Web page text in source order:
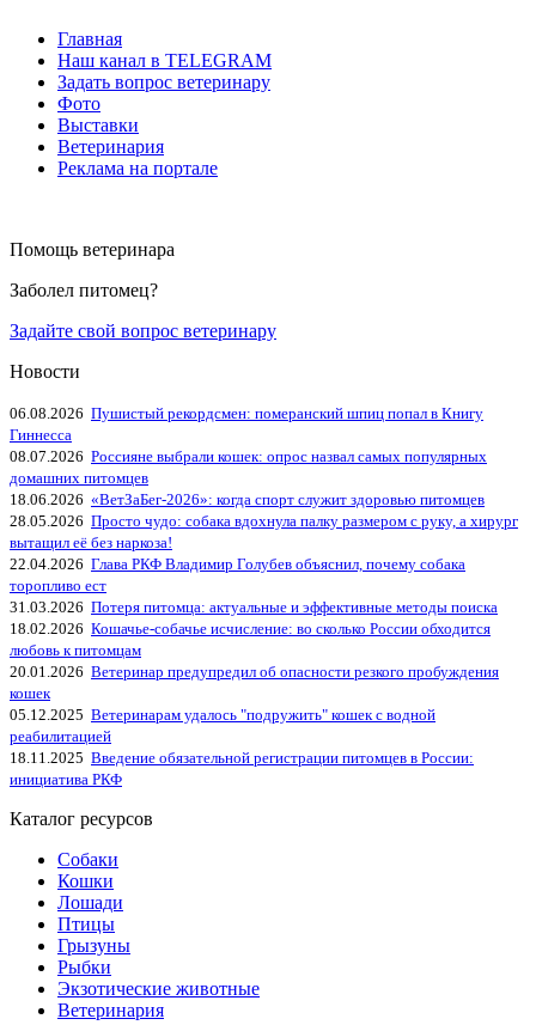
Главная
Наш канал в TELEGRAM
Задать вопрос ветеринару
Фото
Выставки
Ветеринария
Реклама на портале
Помощь ветеринара
Заболел питомец?
Задайте свой вопрос ветеринару
Новости
06.08.2026 Пушистый рекордсмен: померанский шпиц попал в Книгу
Гиннесса
08.07.2026 Россияне выбрали кошек: опрос назвал самых популярных
домашних питомцев
18.06.2026 «ВетЗаБег‑2026»: когда спорт служит здоровью питомцев
28.05.2026 Просто чудо: собака вдохнула палку размером с руку, а хирург
вытащил её без наркоза!
22.04.2026 Глава РКФ Владимир Голубев объяснил, почему собака
торопливо ест
31.03.2026 Потеря питомца: актуальные и эффективные методы поиска
18.02.2026 Кошачье-собачье исчисление: во сколько России обходится
любовь к питомцам
20.01.2026 Ветеринар предупредил об опасности резкого пробуждения
кошек
05.12.2025 Ветеринарам удалось "подружить" кошек с водной
реабилитацией
18.11.2025 Введение обязательной регистрации питомцев в России:
инициатива РКФ
Каталог ресурсов
Собаки
Кошки
Лошади
Птицы
Грызуны
Рыбки
Экзотические животные
Ветеринария